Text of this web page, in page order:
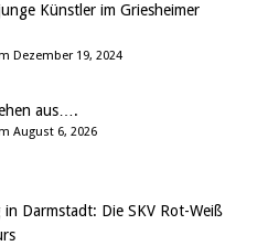
Künstler im Griesheimer
Dezember 19, 2024
aus….
August 6, 2026
in Darmstadt: Die SKV Rot-Weiß